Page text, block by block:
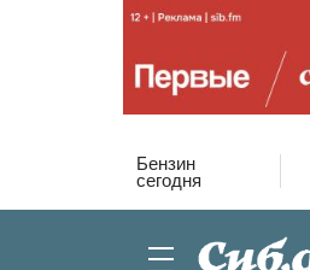
Бензин
сегодня